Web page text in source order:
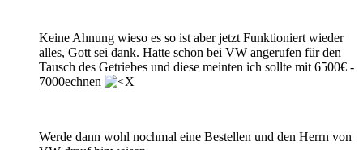
Keine Ahnung wieso es so ist aber jetzt Funktioniert wieder
alles, Gott sei dank. Hatte schon bei VW angerufen für den
Tausch des Getriebes und diese meinten ich sollte mit 6500€ -
7000echnen
Werde dann wohl nochmal eine Bestellen und den Herrn von